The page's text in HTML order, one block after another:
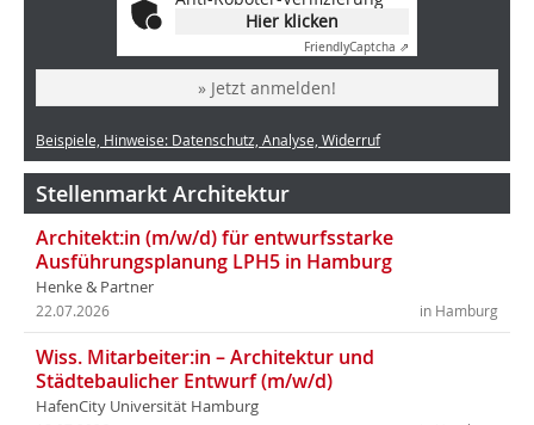
Hier klicken
FriendlyCaptcha ⇗
» Jetzt anmelden!
Beispiele, Hinweise: Datenschutz, Analyse, Widerruf
Stellenmarkt Architektur
Architekt:in (m/w/d) für entwurfsstarke
Ausführungsplanung LPH5 in Hamburg
Henke & Partner
in Hamburg
22.07.2026
Wiss. Mitarbeiter:in – Architektur und
Städtebaulicher Entwurf (m/w/d)
HafenCity Universität Hamburg